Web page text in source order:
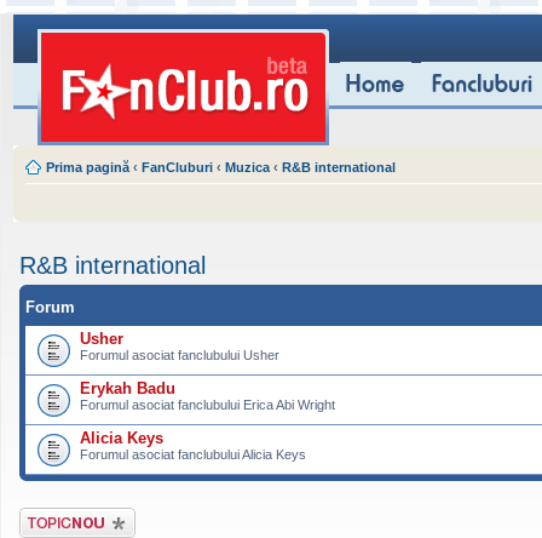
Prima pagină ‹ FanCluburi ‹ Muzica ‹ R&B international
R&B international
Forum
Usher
Forumul asociat fanclubului Usher
Erykah Badu
Forumul asociat fanclubului Erica Abi Wright
Alicia Keys
Forumul asociat fanclubului Alicia Keys
Scrie un subiect
nou